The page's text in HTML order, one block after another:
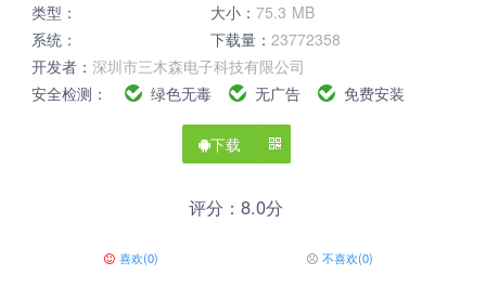
类型：
大小： 75.3 MB
系统：
下载量： 23772358
开发者： 深圳市三木森电子科技有限公司
安全检测：
绿色无毒 无广告 免费安装
下载
评分：8.0分
喜欢(0) 不喜欢(0)